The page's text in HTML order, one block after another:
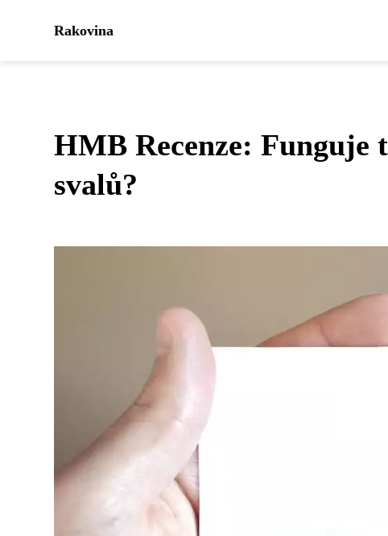
Rakovina
HMB Recenze: Funguje
svalů?